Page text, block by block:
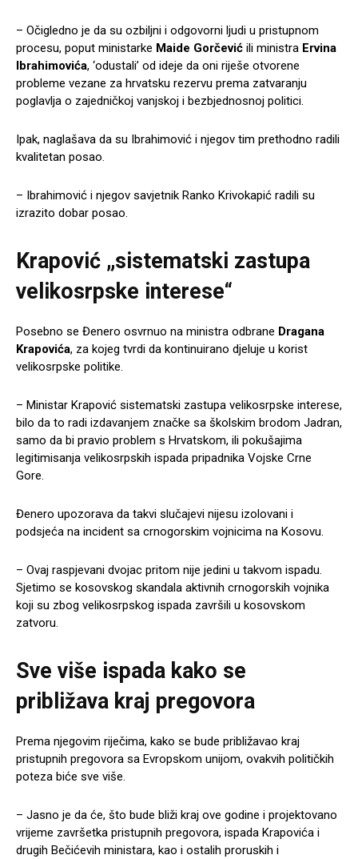
– Očigledno je da su ozbiljni i odgovorni ljudi u pristupnom
procesu, poput ministarke Maide Gorčević ili ministra Ervina
Ibrahimovića, ‘odustali’ od ideje da oni riješe otvorene
probleme vezane za hrvatsku rezervu prema zatvaranju
poglavlja o zajedničkoj vanjskoj i bezbjednosnoj politici.
Ipak, naglašava da su Ibrahimović i njegov tim prethodno radili
kvalitetan posao.
– Ibrahimović i njegov savjetnik Ranko Krivokapić radili su
izrazito dobar posao.
Krapović „sistematski zastupa
velikosrpske interese“
Posebno se Đenero osvrnuo na ministra odbrane Dragana
Krapovića, za kojeg tvrdi da kontinuirano djeluje u korist
velikosrpske politike.
– Ministar Krapović sistematski zastupa velikosrpske interese,
bilo da to radi izdavanjem značke sa školskim brodom Jadran,
samo da bi pravio problem s Hrvatskom, ili pokušajima
legitimisanja velikosrpskih ispada pripadnika Vojske Crne
Gore.
Đenero upozorava da takvi slučajevi nijesu izolovani i
podsjeća na incident sa crnogorskim vojnicima na Kosovu.
– Ovaj raspjevani dvojac pritom nije jedini u takvom ispadu.
Sjetimo se kosovskog skandala aktivnih crnogorskih vojnika
koji su zbog velikosrpskog ispada završili u kosovskom
zatvoru.
Sve više ispada kako se
približava kraj pregovora
Prema njegovim riječima, kako se bude približavao kraj
pristupnih pregovora sa Evropskom unijom, ovakvih političkih
poteza biće sve više.
– Jasno je da će, što bude bliži kraj ove godine i projektovano
vrijeme završetka pristupnih pregovora, ispada Krapovića i
drugih Bečićevih ministara, kao i ostalih proruskih i